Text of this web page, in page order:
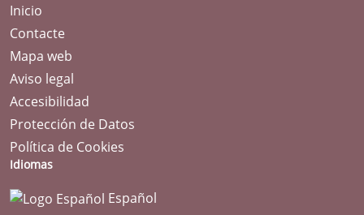
Inicio
Contacte
Mapa web
Aviso legal
Accesibilidad
Protección de Datos
Política de Cookies
Idiomas
Español